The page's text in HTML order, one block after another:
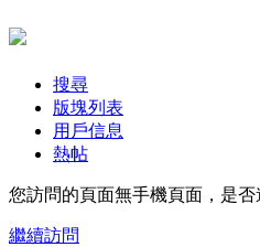
搜尋
版塊列表
用戶信息
熱帖
您訪問的頁面無手機頁面，是否
繼續訪問